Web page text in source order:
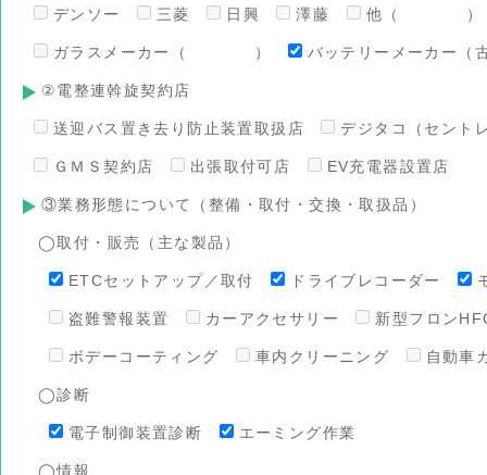
デンソー 三菱 日興 澤藤 他（ ）
ガラスメーカー（ ） バッテリーメーカー（
②電整連斡旋契約店
送迎バス置き去り防止装置取扱店 デジタコ（セント
ＧＭＳ契約店 出張取付可店 EV充電器設置店
③業務形態について（整備・取付・交換・取扱品）
◯取付・販売（主な製品）
ETCセットアップ／取付 ドライブレコーダー
盗難警報装置 カーアクセサリー 新型フロン
ボデーコーティング 車内クリーニング 自動車
◯診断
電子制御装置診断 エーミング作業
◯情報